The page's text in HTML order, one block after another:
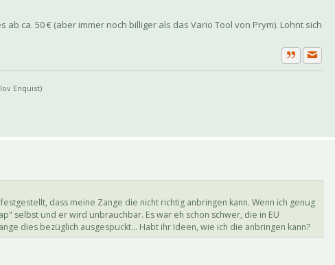
ca. 50 € (aber immer noch billiger als das Vario Tool von Prym). Lohnt sich
Zitat
Enquist)
dass meine Zange die nicht richtig anbringen kann. Wenn ich genug
selbst und er wird unbrauchbar. Es war eh schon schwer, die in EU
dies bezüglich ausgespuckt... Habt ihr Ideen, wie ich die anbringen kann?